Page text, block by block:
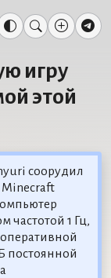
игру
этой
соорудил
Minecraft
частотой 1 Гц,
постоянной